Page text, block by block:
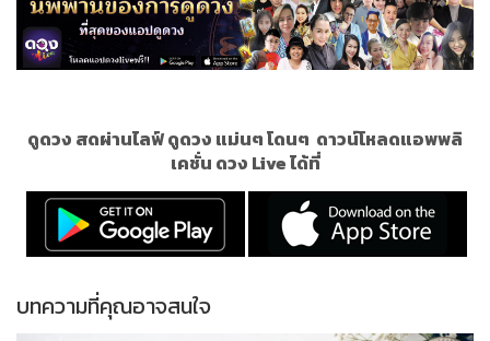
ดูดวง สดผ่านไลฟ์ ดูดวง แม่นๆ โดนๆ ดาวน์โหลดแอพพลิ
เคชั่น ดวง Live ได้ที่
บทความที่คุณอาจสนใจ